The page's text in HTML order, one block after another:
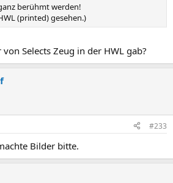
berühmt werden!
(printed) gesehen.)
Selects Zeug in der HWL gab?
#233
Bilder bitte.